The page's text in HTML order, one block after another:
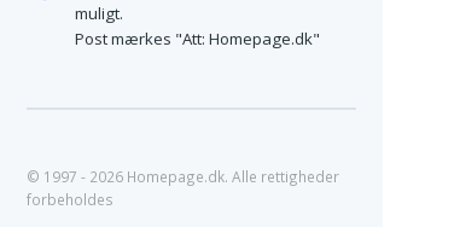
muligt.
Post mærkes "Att: Homepage.dk"
© 1997 - 2026 Homepage.dk. Alle rettigheder
forbeholdes